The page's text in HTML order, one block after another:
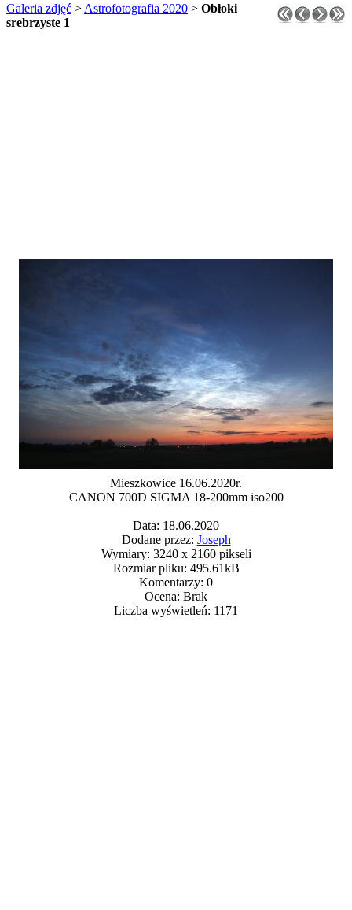
Galeria zdjęć > Astrofotografia 2020 > Obłoki
srebrzyste 1
Mieszkowice 16.06.2020r.
CANON 700D SIGMA 18-200mm iso200
Data: 18.06.2020
Dodane przez: Joseph
Wymiary: 3240 x 2160 pikseli
Rozmiar pliku: 495.61kB
Komentarzy: 0
Ocena: Brak
Liczba wyświetleń: 1171